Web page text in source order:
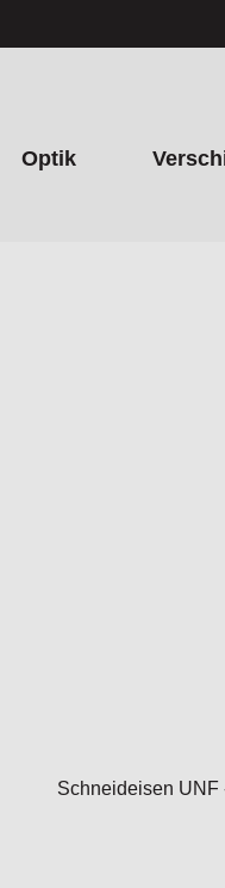
Optik
Schneideisen UNF